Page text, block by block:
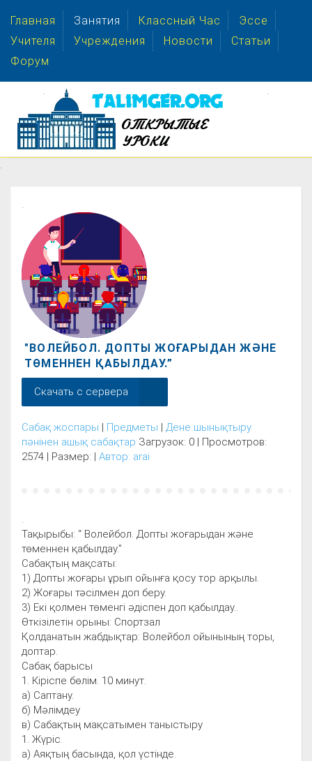
Главная Занятия Классный Час
Эссе
Учителя
Учреждения Новости
Статьи
Форум
.
.
"ВОЛЕЙБОЛ. ДОПТЫ ЖОҒАРЫДАН ЖӘНЕ
ТӨМЕННЕН ҚАБЫЛДАУ.”
Скачать с сервера
Сабақ жоспары | Предметы | Дене шынықтыру
пәнінен ашық сабақтар Загрузок: 0 | Просмотров:
2574 | Размер: | Автор: arai
Тақырыбы: “ Волейбол. Допты жоғарыдан және
төменнен қабылдау.”
Сабақтың мақсаты:
1) Допты жоғары ұрып ойынға қосу тор арқылы.
2) Жоғары тәсілмен доп беру.
3) Екі қолмен төменгі әдіспен доп қабылдау..
Өткізілетін орыны: Спортзал
Қолданатын жабдықтар: Волейбол ойынының торы,
доптар.
Сабақ барысы
1. Кіріспе бөлім. 10 минут.
а) Саптану.
б) Мәлімдеу
в) Сабақтың мақсатымен таныстыру
1. Жүріс.
а) Аяқтың басында, қол үстінде.
. .